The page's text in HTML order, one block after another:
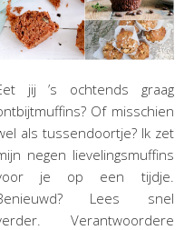
jij ’s ochtends graag
Of misschien
als tussendoortje? Ik zet
negen lievelingsmuffins
je op een tijdje.
Lees snel
Verantwoordere